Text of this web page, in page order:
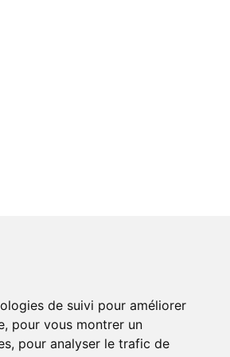
de suivi pour améliorer
pour vous montrer un
pour analyser le trafic de